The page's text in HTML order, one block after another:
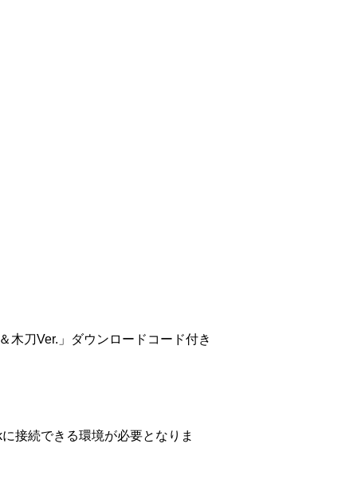
刀Ver.」ダウンロードコード付き
接続できる環境が必要となりま